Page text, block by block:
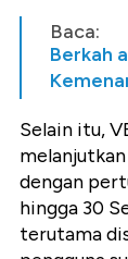
Baca:
Berkah
Selain itu,
dengan
hingga 30
terutama